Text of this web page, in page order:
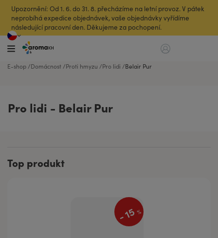
Upozornění: Od 1. 6. do 31. 8. přecházíme na letní provoz. V pátek
neprobíhá expedice objednávek, vaše objednávky vyřídíme
následující pracovní den. Děkujeme za pochopení.
E-shop Domácnost Proti hmyzu Pro lidi Belair Pur
Pro lidi - Belair Pur
Top produkt
-15%